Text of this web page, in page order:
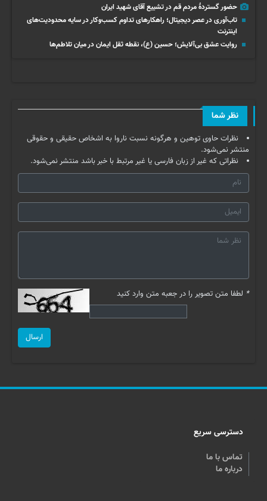
حضور گستردۀ مردم قم در تشییع آقای شهید ایران
تاب‌آوری در عصر دیجیتال؛ راهکارهای تداوم کسب‌وکار در سایه محدودیت‌های
اینترنت
روایت عشق بی‌آلایش؛ حسین (ع)، نقطه ثقل ایمان در میان تلاطم‌ها
نظر شما
نظرات حاوی توهین و هرگونه نسبت ناروا به اشخاص حقیقی و حقوقی
منتشر نمی‌شود.
نظراتی که غیر از زبان فارسی یا غیر مرتبط با خبر باشد منتشر نمی‌شود.
* لطفا متن تصویر را در جعبه متن وارد کنید
ارسال
دسترسی سریع
تماس با ما
درباره ما